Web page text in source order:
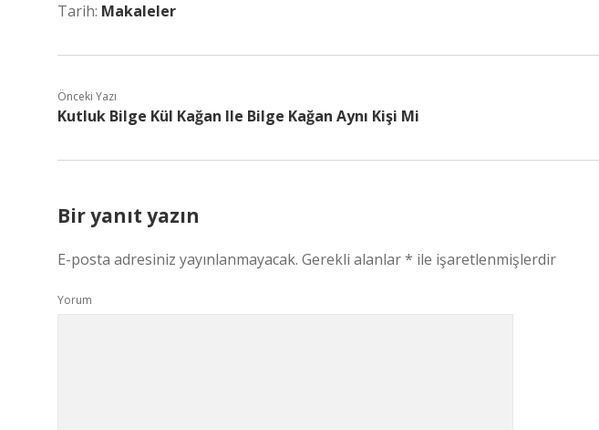
Tarih: Makaleler
Önceki Yazı
Kutluk Bilge Kül Kağan Ile Bilge Kağan Aynı Kişi Mi
Bir yanıt yazın
E-posta adresiniz yayınlanmayacak. Gerekli alanlar* ile işaretlenmişlerdir
Yorum